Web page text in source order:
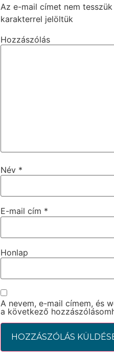
Az e-mail címet nem
karakterrel jelöltük
Hozzászólás
Név *
E-mail cím *
Honlap
A nevem, e-mail címem, és
a következő